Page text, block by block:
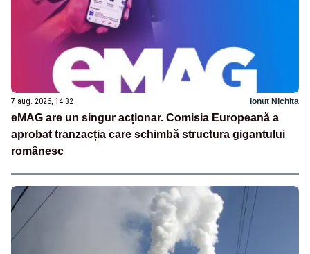
7 aug. 2026, 14:32 Ionuț Nichita
eMAG are un singur acționar. Comisia Europeană a
aprobat tranzacția care schimbă structura gigantului
românesc